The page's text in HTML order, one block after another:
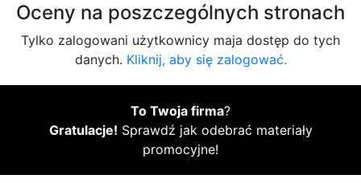
Oceny na poszczególnych stronach
Tylko zalogowani użytkownicy maja dostęp do tych
danych. Kliknij, aby się zalogować.
To Twoja firma?
Gratulacje! Sprawdź jak odebrać materiały
promocyjne!